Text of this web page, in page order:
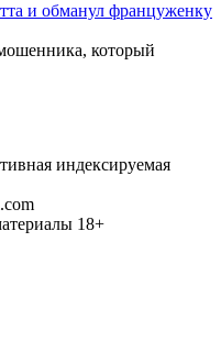
и обманул француженку
который
индексируемая
18+